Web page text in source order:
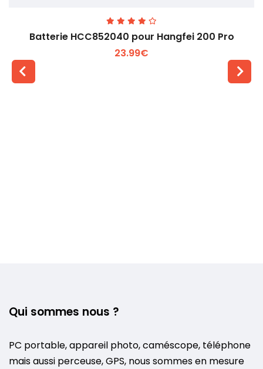
Batterie HCC852040 pour Hangfei 200 Pro
23.99€
Qui sommes nous ?
PC portable, appareil photo, caméscope, téléphone
mais aussi perceuse, GPS, nous sommes en mesure